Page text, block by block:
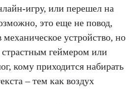
игру, или перешел на
это еще не повод,
механическое устройство, но
страстным геймером или
кому приходится набирать
– тем как воздух